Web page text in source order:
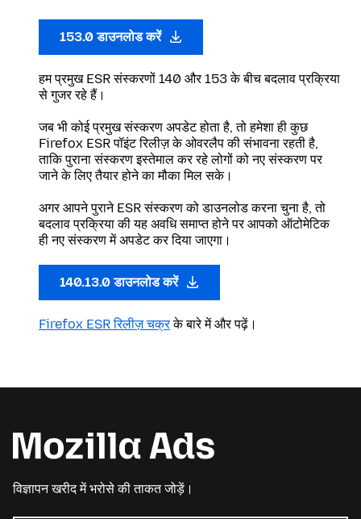
153.0 डाउनलोड करें
हम प्रमुख ESR संस्करणों 140 और 153 के बीच बदलाव प्रक्रिया
से गुजर रहे हैं।
जब भी कोई प्रमुख संस्करण अपडेट होता है, तो हमेशा ही कुछ
Firefox ESR पॉइंट रिलीज़ के ओवरलैप की संभावना रहती है,
ताकि पुराना संस्करण इस्तेमाल कर रहे लोगों को नए संस्करण पर
जाने के लिए तैयार होने का मौका मिल सके।
अगर आपने पुराने ESR संस्करण को डाउनलोड करना चुना है, तो
बदलाव प्रक्रिया की यह अवधि समाप्त होने पर आपको ऑटोमेटिक
ही नए संस्करण में अपडेट कर दिया जाएगा।
140.13.0 डाउनलोड करें
Firefox ESR रिलीज़ चक्रके बारे में और पढ़ें।
विज्ञापन खरीद में भरोसे की ताकत जोड़ें।